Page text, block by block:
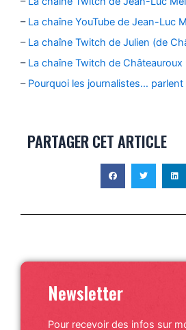
– La chaîne YouTube de Jean-Luc
– La chaîne Twitch de Julien (de
– La chaîne Twitch de Châteauroux
– Pourquoi les journalistes… parlent
PARTAGER CET ARTICLE
Newsletter
Pour recevoir des infos sur